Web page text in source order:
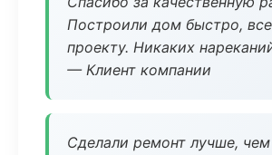
Построили дом быстро,
проекту. Никаких
— Клиент компании
Сделали ремонт лучше,